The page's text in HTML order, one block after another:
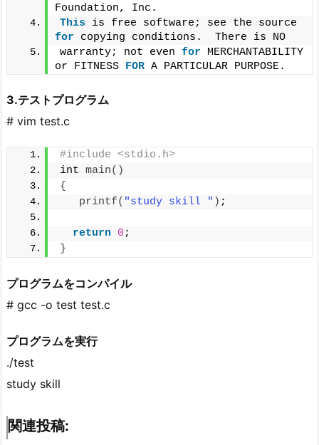
Foundation, Inc.
This
for copying conditions.  There is NO
warranty; not even for MERCHANTABILITY
or FITNESS FOR A PARTICULAR PURPOSE.
3.テストプログラム
# vim test.c
#include <stdio.h>
int main()
{
printf( "study skill " ) ;
return 0 ;
}
プログラムをコンパイル
# gcc -o test test.c
プログラムを実行
./test
study skill
関連投稿: